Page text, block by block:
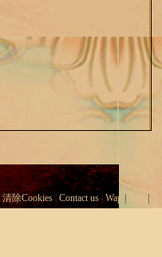
清除Cookies|Contact us|Wap